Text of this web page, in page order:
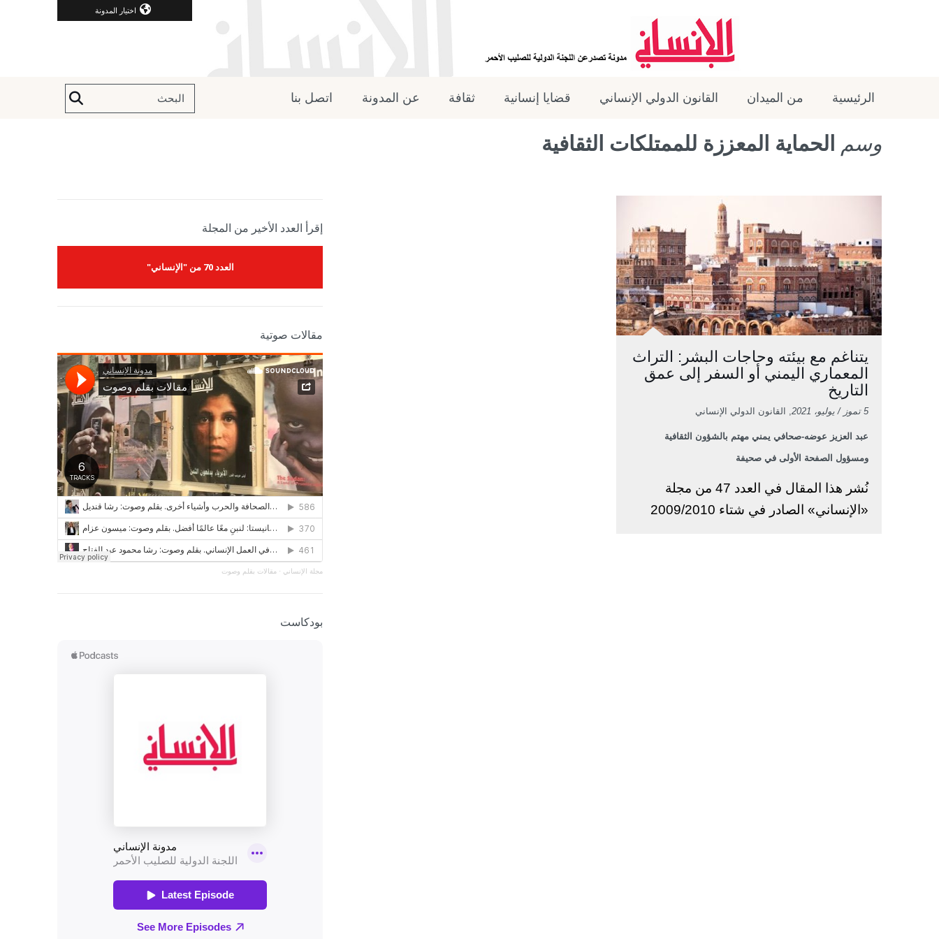
اختيار المدونة
الرئيسية من الميدان القانون الدولي الإنساني قضايا إنسانية ثقافة عن المدونة اتصل بنا
وسم الحماية المعززة للممتلكات الثقافية
يتناغم مع بيئته وحاجات البشر: التراث
المعماري اليمني أو السفر إلى عمق
التاريخ
5 تموز / يوليو، 2021 , القانون الدولي الإنساني
عبد العزيز عوضه-صحافي يمني مهتم بالشؤون الثقافية
ومسؤول الصفحة الأولى في صحيفة
نُشر هذا المقال في العدد 47 من مجلة
«الإنساني» الصادر في شتاء 2009/2010
إقرأ العدد الأخير من المجلة
العدد 70 من "الإنساني"
مقالات صوتية
مجلة الإنساني · مقالات بقلم وصوت
بودكاست